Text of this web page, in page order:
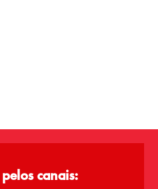
canais: